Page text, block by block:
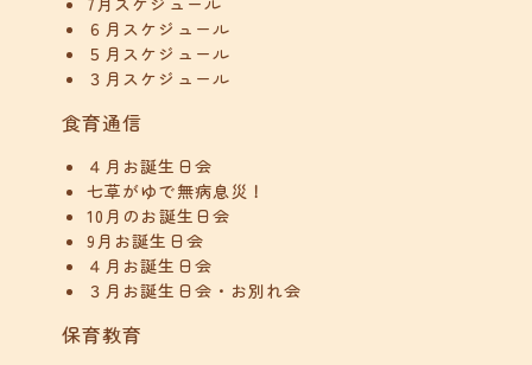
６月スケジュール
５月スケジュール
３月スケジュール
食育通信
４月お誕生日会
七草がゆで無病息災！
10月のお誕生日会
9月お誕生日会
４月お誕生日会
３月お誕生日会・お別れ会
保育教育